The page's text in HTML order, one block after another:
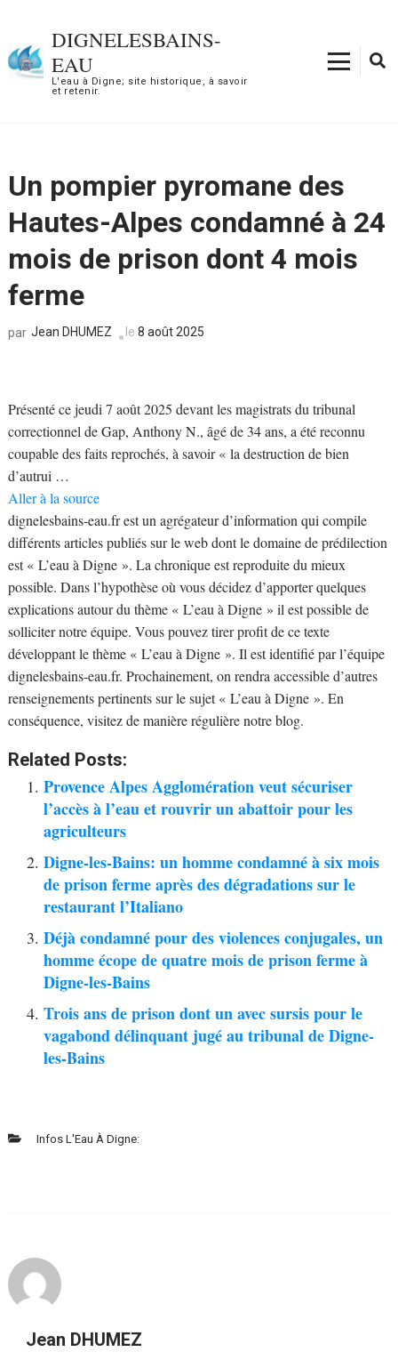
contenu
(Pressez
DIGNELESBAINS-
EAU
L'eau à Digne; site historique, à savoir
et retenir.
Un pompier pyromane des
Hautes-Alpes condamné à 24
mois de prison dont 4 mois
ferme
par Jean DHUMEZ le 8 août 2025
Présenté ce jeudi 7 août 2025 devant les magistrats du tribunal
correctionnel de Gap, Anthony N., âgé de 34 ans, a été reconnu
coupable des faits reprochés, à savoir « la destruction de bien
d’autrui …
Aller à la source
dignelesbains-eau.fr est un agrégateur d’information qui compile
différents articles publiés sur le web dont le domaine de prédilection
est « L’eau à Digne ». La chronique est reproduite du mieux
possible. Dans l’hypothèse où vous décidez d’apporter quelques
explications autour du thème « L’eau à Digne » il est possible de
solliciter notre équipe. Vous pouvez tirer profit de ce texte
développant le thème « L’eau à Digne ». Il est identifié par l’équipe
dignelesbains-eau.fr. Prochainement, on rendra accessible d’autres
renseignements pertinents sur le sujet « L’eau à Digne ». En
conséquence, visitez de manière régulière notre blog.
Related Posts:
Provence Alpes Agglomération veut sécuriser
l’accès à l’eau et rouvrir un abattoir pour les
agriculteurs
Digne-les-Bains: un homme condamné à six mois
de prison ferme après des dégradations sur le
restaurant l’Italiano
Déjà condamné pour des violences conjugales, un
homme écope de quatre mois de prison ferme à
Digne-les-Bains
Trois ans de prison dont un avec sursis pour le
vagabond délinquant jugé au tribunal de Digne-
les-Bains
Infos L'Eau À Digne:
Jean DHUMEZ